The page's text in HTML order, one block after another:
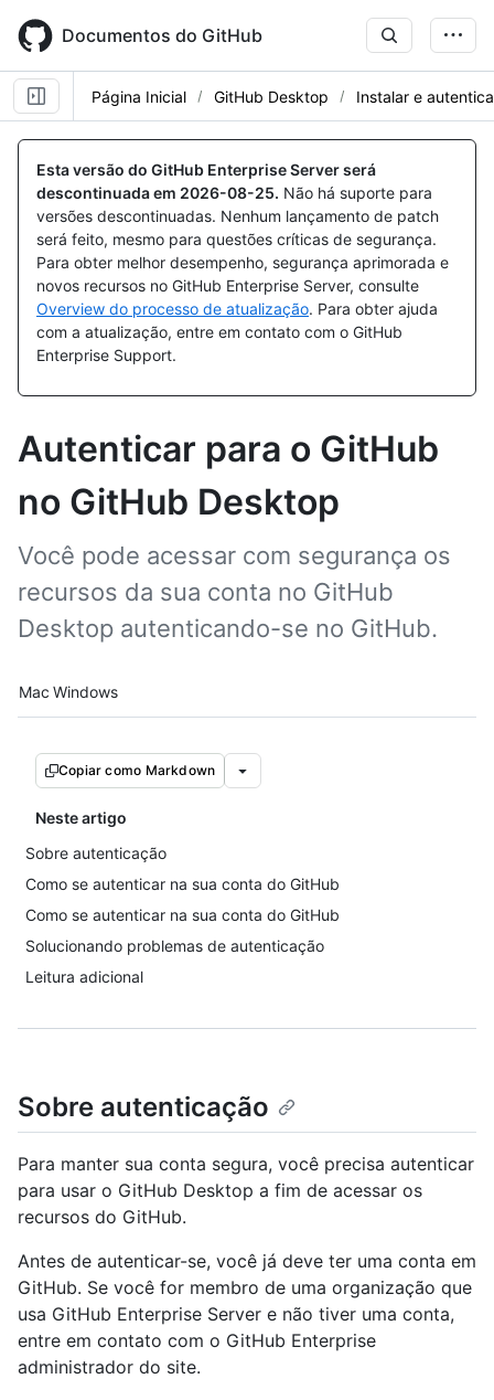
main
content
Documentos do GitHub
Página Inicial GitHub Desktop Instalar e
Esta versão do GitHub Enterprise Server será
descontinuada em 2026-08-25. Não há suporte para
versões descontinuadas. Nenhum lançamento de patch
será feito, mesmo para questões críticas de segurança.
Para obter melhor desempenho, segurança aprimorada e
novos recursos no GitHub Enterprise Server, consulte
Overview do processo de atualização. Para obter ajuda
com a atualização, entre em contato com o GitHub
Enterprise Support.
Autenticar para o GitHub
no GitHub Desktop
Você pode acessar com segurança os
recursos da sua conta no GitHub
Desktop autenticando-se no GitHub.
Platform navigation
Mac Windows
Copiar como Markdown
Neste artigo
Sobre autenticação
Como se autenticar na sua conta do GitHub
Como se autenticar na sua conta do GitHub
Solucionando problemas de autenticação
Leitura adicional
Sobre autenticação
Para manter sua conta segura, você precisa autenticar
para usar o GitHub Desktop a fim de acessar os
recursos do GitHub.
Antes de autenticar-se, você já deve ter uma conta em
GitHub. Se você for membro de uma organização que
usa GitHub Enterprise Server e não tiver uma conta,
entre em contato com o GitHub Enterprise
administrador do site.